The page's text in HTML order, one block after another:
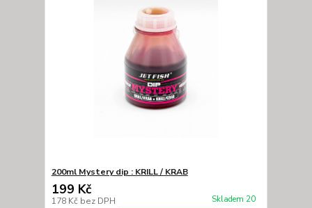
200ml Mystery dip : KRILL / KRAB
199 Kč
178 Kč bez DPH Skladem 20